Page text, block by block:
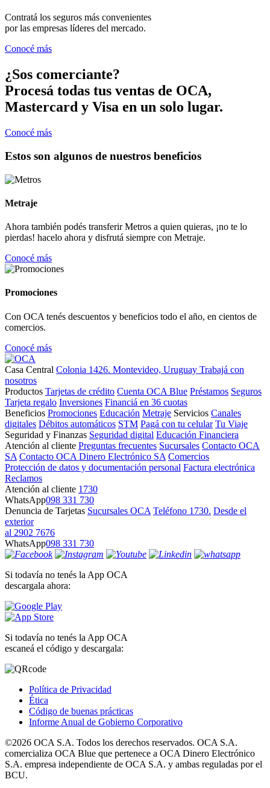
Contratá los seguros más convenientes
por las empresas líderes del mercado.
Conocé más
¿Sos comerciante?
Procesá todas tus ventas de OCA,
Mastercard y Visa en un solo lugar.
Conocé más
Estos son algunos de nuestros beneficios
Metraje
Ahora también podés transferir Metros a quien quieras, ¡no te lo
pierdas! hacelo ahora y disfrutá siempre con Metraje.
Conocé más
Promociones
Con OCA tenés descuentos y beneficios todo el año, en cientos de
comercios.
Conocé más
Casa Central Colonia 1426. Montevideo, Uruguay Trabajá con
nosotros
Productos Tarjetas de crédito Cuenta OCA Blue Préstamos Seguros
Tarjeta regalo Inversiones Financiá en 36 cuotas
Beneficios Promociones Educación Metraje Servicios Canales
digitales Débitos automáticos STM Pagá con tu celular Tu Viaje
Seguridad y Finanzas Seguridad digital Educación Financiera
Atención al cliente Preguntas frecuentes Sucursales Contacto OCA
SA Contacto OCA Dinero Electrónico SA Comercios
Protección de datos y documentación personal Factura electrónica
Reclamos
Atención al cliente 1730
WhatsApp098 331 730
Denuncia de Tarjetas Sucursales OCA Teléfono 1730. Desde el
exterior
al 2902 7676
WhatsApp098 331 730
Si todavía no tenés la App OCA
descargala ahora:
Si todavía no tenés la App OCA
escaneá el código y descargala:
Política de Privacidad
Ética
Código de buenas prácticas
Informe Anual de Gobierno Corporativo
©2026 OCA S.A. Todos los derechos reservados. OCA S.A.
comercializa OCA Blue que pertenece a OCA Dinero Electrónico
S.A. empresa independiente de OCA S.A. y ambas reguladas por el
BCU.